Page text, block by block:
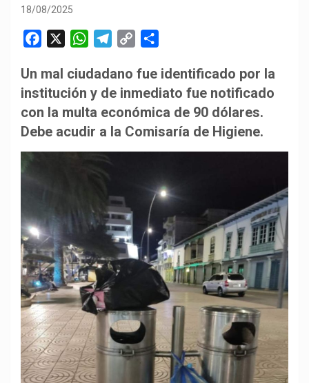
18/08/2025
c
e
b
o
W
a
t
s
A
l
e
g
r
p
y
L
i
m
p
a
r
r
Un mal ciudadano fue identificado por la
institución y de inmediato fue notificado
con la multa económica de 90 dólares.
Debe acudir a la Comisaría de Higiene.